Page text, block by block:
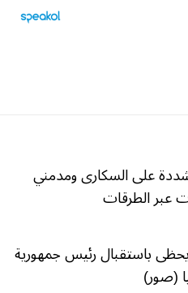
على السكارى ومدمني
عبر الطرقات
باستقبال رئيس جمهورية
(صور)